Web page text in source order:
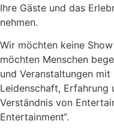
Ihre Gäste und das
nehmen.
Wir möchten keine
möchten Menschen
und Veranstaltungen
Leidenschaft, Erfahrung
Verständnis von
Entertainment“.